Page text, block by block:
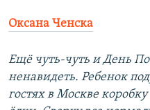
Оксана Ченска
Ещё чуть-чуть и День
ненавидеть. Ребенок
гостях в Москве